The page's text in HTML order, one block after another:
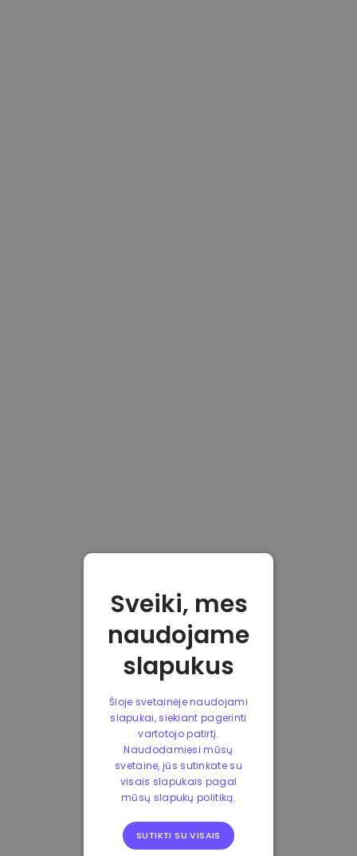
Sveiki, mes
naudojame
slapukus
Šioje svetainėje naudojami
slapukai, siekiant pagerinti
vartotojo patirtį.
Naudodamiesi mūsų
svetaine, jūs sutinkate su
visais slapukais pagal
mūsų slapukų politiką.
SUTIKTI SU VISAIS